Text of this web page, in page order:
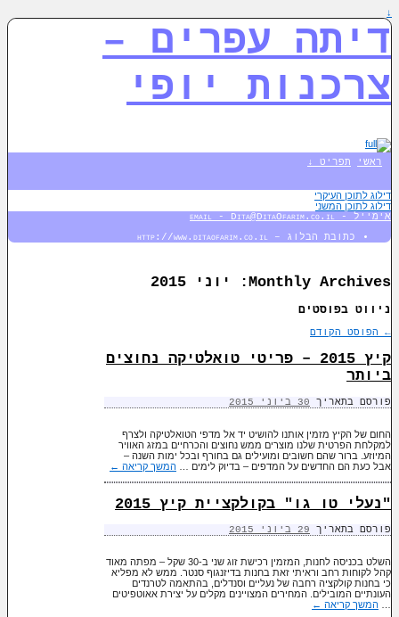
↓
דיתה עפרים –
צרכנות יופי
ראשי תפריט ↓
דילוג לתוכן העיקרי
דילוג לתוכן המשני
אימייל - email - Dita@DitaOfarim.co.il
כתובת הבלוג – http://www.ditaofarim.co.il
Monthly Archives: יוני 2015
ניווט בפוסטים
← הפוסט הקודם
קיץ 2015 – פריטי טואלטיקה נחוצים
ביותר
פורסם בתאריך 30 ביוני 2015
החום של הקיץ מזמין אותנו להושיט יד אל מדפי הטואלטיקה ולצרף
למקלחת הפרטית שלנו מוצרים ממש נחוצים והכרחיים במזג האוויר
המיוזע. ברור שהם חשובים ומועילים גם בחורף ובכל ימות השנה –
אבל כעת הם החדשים על המדפים – בדיוק לימים … המשך קריאה ←
"נעלי טו גו" בקולקציית קיץ 2015
פורסם בתאריך 29 ביוני 2015
השלט בכניסה לחנות, המזמין רכישת זוג שני ב-30 שקל – מפתה מאוד
קהל לקוחות רחב וראיתי זאת בחנות בדיזנגוף סנטר. ממש לא מפליא
כי בחנות קולקציה רחבה של נעליים וסנדלים, בהתאמה לטרנדים
העונתיים המובילים. המחירים המצויינים מקלים על יצירת אאוטפיטים
המשך קריאה ←